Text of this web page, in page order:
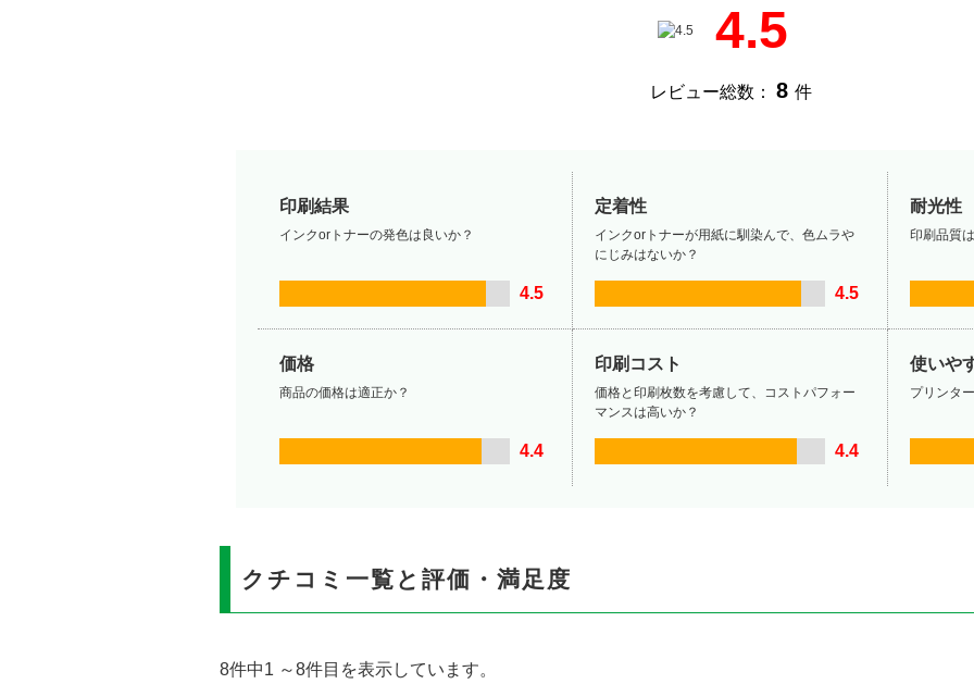
4.5
レビュー総数： 8 件
印刷結果
インクorトナーの発色は良いか？
4.5
定着性
インクorトナーが用紙に馴染んで、色ムラや
にじみはないか？
4.5
耐光性
印刷品質
価格
商品の価格は適正か？
4.4
印刷コスト
価格と印刷枚数を考慮して、コストパフォー
マンスは高いか？
4.4
使いや
プリンタ
クチコミ一覧と評価・満足度
8件中1 ～8件目を表示しています。